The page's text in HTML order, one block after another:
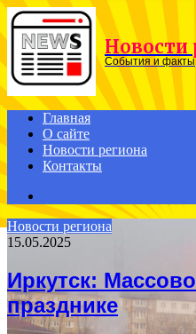
Menu
Новости
События и факты
Главная
О сайте
Новости региона
Контакты
for
Новости региона
15.05.2025
Иркутск:
празднике